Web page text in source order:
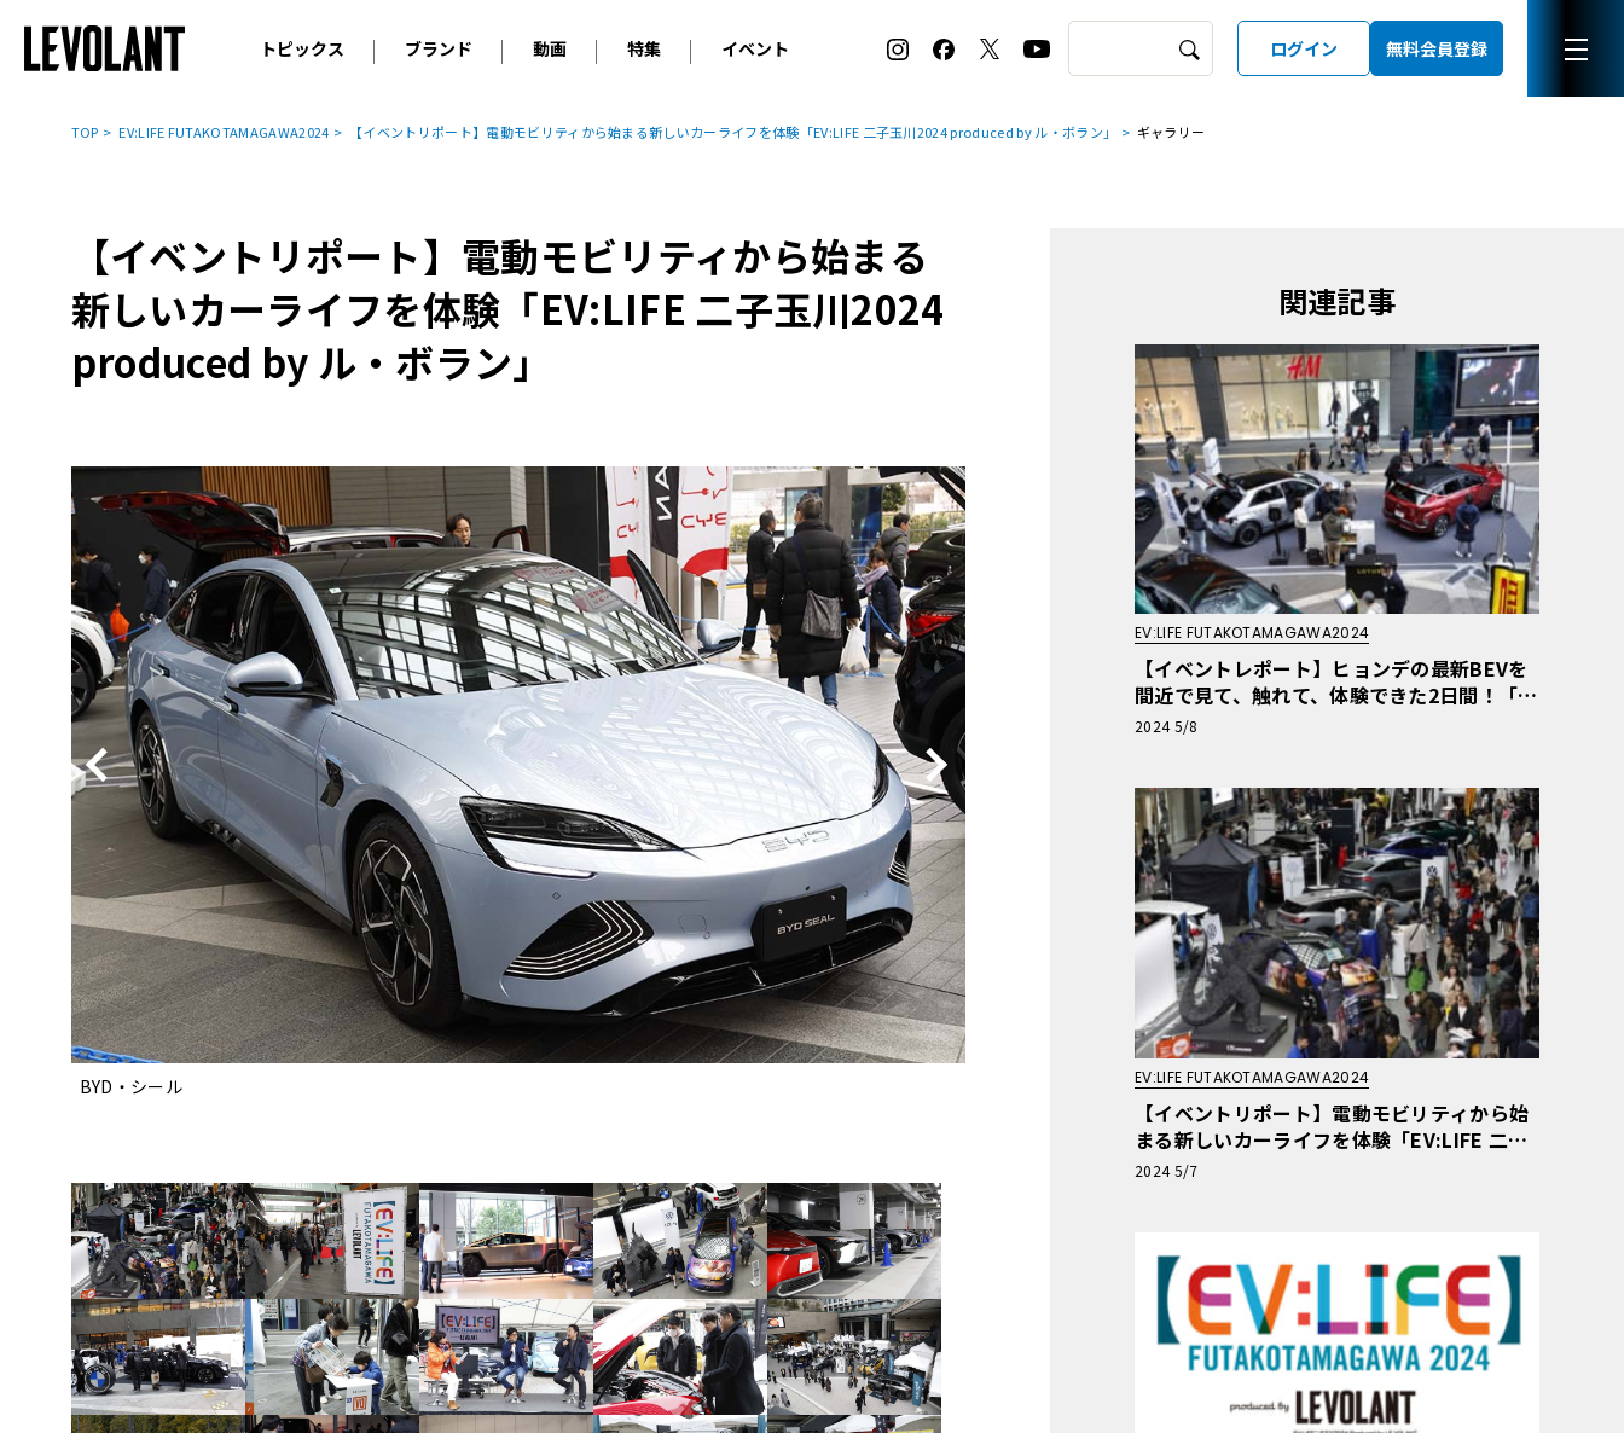
トピックス
ニュース
コラム
ブランド
輸入車 アウディ BMW
アルピナ
プジョー
ルノー
アバルト
アルファ・ロメオ
フェラーリ
ランボルギーニ
マセラティ
アストン・マーティン
ベントレー
ボルボ
キャデラック
シボレー
ジープ
テスラ
ヒョンデ
BYD
その他
国産車 レクサス トヨタ
日産
ホンダ
スバル
マツダ
三菱
ダイハツ
スズキ
光岡
その他
動画
オリジナル動画
特集
2026 サマータイヤ＆ホイール バイヤーズガイド
ホイールカタログ
タイヤ特集
イベント
ル・ボラン カーズ・ミート2026横浜
EV:LIFE KOBE 2025
ル・ボラン カーズ・ミート2025横浜
ログイン 無料会員登録
TOP EV:LIFE FUTAKOTAMAGAWA2024 【イベントリポート】電動モビリティから始まる新しいカーライフを体験「EV:LIFE 二子玉川2024 produced by ル・ボラン」 ギャラリー
【イベントリポート】電動モビリティから始まる
新しいカーライフを体験「EV:LIFE 二子玉川2024
produced by ル・ボラン」
BYD・シール
関連記事
EV:LIFE FUTAKOTAMAGAWA2024
【イベントレポート】ヒョンデの最新BEVを
間近で見て、触れて、体験できた2日間！「E
V:LIFE 二子玉川2024 produced by ル・ボラ
2024 5/8
EV:LIFE FUTAKOTAMAGAWA2024
【イベントリポート】電動モビリティから始
まる新しいカーライフを体験「EV:LIFE 二子
玉川2024 produced by ル・ボラン」
2024 5/7